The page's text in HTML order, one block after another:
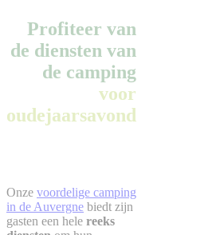
Profiteer van
de diensten van
de camping
voor
oudejaarsavond
Onze voordelige camping
in de Auvergne biedt zijn
gasten een hele reeks